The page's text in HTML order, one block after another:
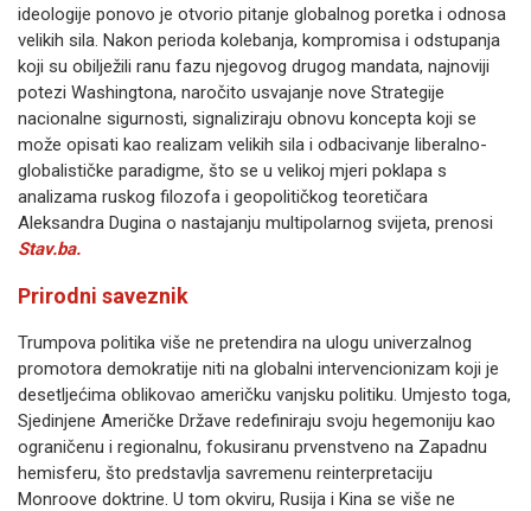
ideologije ponovo je otvorio pitanje globalnog poretka i odnosa
velikih sila. Nakon perioda kolebanja, kompromisa i odstupanja
koji su obilježili ranu fazu njegovog drugog mandata, najnoviji
potezi Washingtona, naročito usvajanje nove Strategije
nacionalne sigurnosti, signaliziraju obnovu koncepta koji se
može opisati kao realizam velikih sila i odbacivanje liberalno-
globalističke paradigme, što se u velikoj mjeri poklapa s
analizama ruskog filozofa i geopolitičkog teoretičara
Aleksandra Dugina o nastajanju multipolarnog svijeta, prenosi
Stav.ba.
Prirodni saveznik
Trumpova politika više ne pretendira na ulogu univerzalnog
promotora demokratije niti na globalni intervencionizam koji je
desetljećima oblikovao američku vanjsku politiku. Umjesto toga,
Sjedinjene Američke Države redefiniraju svoju hegemoniju kao
ograničenu i regionalnu, fokusiranu prvenstveno na Zapadnu
hemisferu, što predstavlja savremenu reinterpretaciju
Monroove doktrine. U tom okviru, Rusija i Kina se više ne